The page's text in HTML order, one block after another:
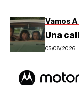
Vamos
Una
05/08/2026